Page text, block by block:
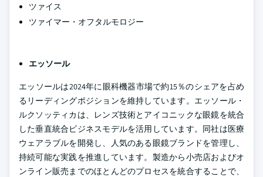
ツァイス
ツァイマー・オフタルモロジー
エッソール
エッソールは2024年に眼科機器市場で約15％のシェアを占め
るリーディングポジションを維持しています。エッソール・
ルクソッティカは、レンズ技術とアイコニックな眼鏡を統合
した垂直統合ビジネスモデルを活用しています。同社は医療
ウェアラブルを開発し、人気のある眼鏡ブランドを管理し、
持続可能な実践を推進しています。製造から小売店およびオ
ンライン販売までのほとんどのプロセスを統合することで、